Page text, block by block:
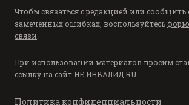
Чтобы связаться с редакцией или сообщить
замеченных ошибках, воспользуйтесь
связи
При использовании материалов просим
ссылку на сайт НЕ ИНВАЛИД.RU
Политика конфиденциальности